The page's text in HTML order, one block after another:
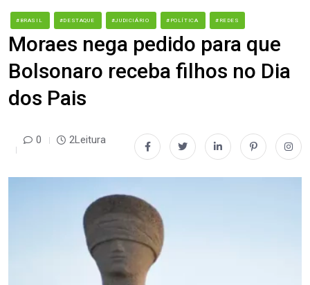
#BRASIL #DESTAQUE #JUDICIÁRIO #POLÍTICA #REDES
Moraes nega pedido para que
Bolsonaro receba filhos no Dia
dos Pais
0 2Leitura